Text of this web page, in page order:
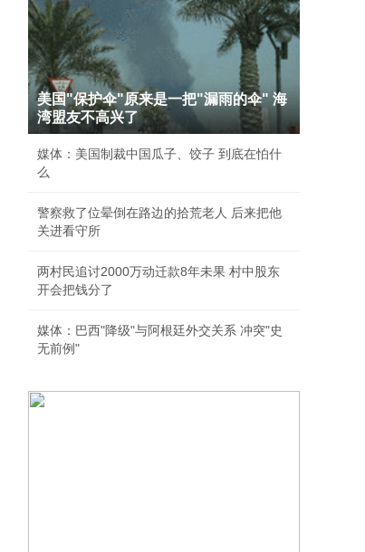
美国"保护伞"原来是一把"漏雨的伞" 海
湾盟友不高兴了
媒体：美国制裁中国瓜子、饺子 到底在怕什
么
警察救了位晕倒在路边的拾荒老人 后来把他
关进看守所
两村民追讨2000万动迁款8年未果 村中股东
开会把钱分了
媒体：巴西"降级"与阿根廷外交关系 冲突"史
无前例"